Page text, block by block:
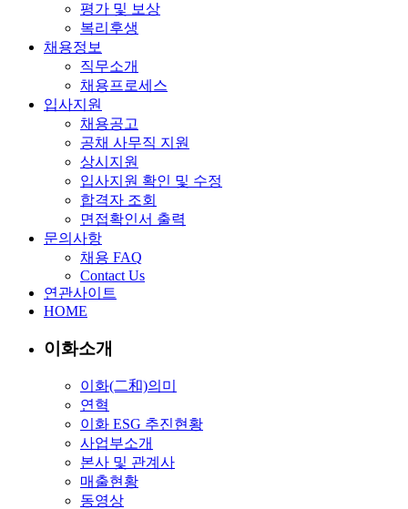
평가 및 보상
복리후생
채용정보
직무소개
채용프로세스
입사지원
채용공고
공채 사무직 지원
상시지원
입사지원 확인 및 수정
합격자 조회
면접확인서 출력
문의사항
채용 FAQ
Contact Us
연관사이트
HOME
이화소개
이화(二和)의미
연혁
이화 ESG 추진현황
사업부소개
본사 및 관계사
매출현황
동영상